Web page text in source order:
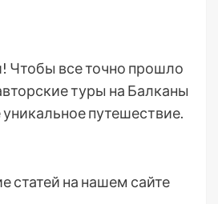
Чтобы все точно прошло
туры на Балканы
путешествие.
статей на нашем сайте